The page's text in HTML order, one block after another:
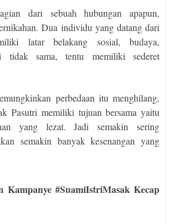
dari sebuah hubungan apapun,
Dua individu yang datang dari
latar belakang sosial, budaya,
tidak sama, tentu memiliki sederet
perbedaan itu menghilang,
Pasutri memiliki tujuan bersama yaitu
yang lezat. Jadi semakin sering
semakin banyak kesenangan yang
Kampanye #SuamiIstriMasak Kecap